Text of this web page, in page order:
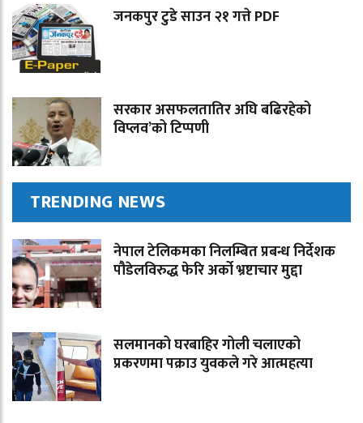
जनकपुर टुडे साउन २१ गत्ते PDF
सरकार असफलतातिर अघि बढिरहेको
विप्लव’को टिप्पणी
TRENDING NEWS
नेपाल टेलिकमका निलम्बित प्रबन्ध निर्देशक
पौडेलविरुद्ध फेरि अर्को भ्रष्टाचार मुद्दा
सलमानको घरबाहिर गोली चलाएको
प्रकरणमा पक्राउ युवकले गरे आत्महत्या